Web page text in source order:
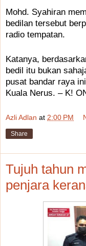
Mohd. Syahiran
bedilan tersebut
radio tempatan.
Katanya,
bedil itu bukan
pusat bandar raya
Kuala Nerus. – K!
Azli Adlan at 2:00 PM
Share
Tujuh tahun
penjara